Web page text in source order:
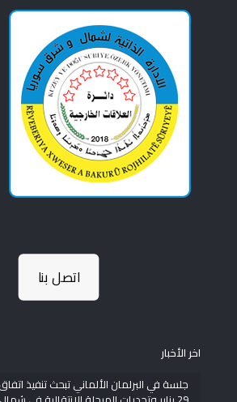
اتصل بنا
اخر الأخبار
جلسة في البرلمان الألماني تبحث تنفيذ اتفاق